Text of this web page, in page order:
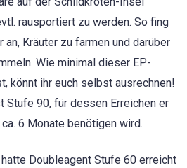
rausportiert zu werden. So fing
Kräuter zu farmen und darüber
Wie minimal dieser EP-
könnt ihr euch selbst ausrechnen!
Stufe 90, für dessen Erreichen er
6 Monate benötigen wird.
Doubleagent Stufe 60 erreicht